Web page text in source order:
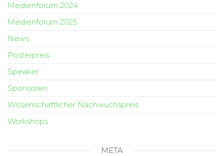
Medienforum 2024
Medienforum 2025
News
Posterpreis
Speaker
Sponsoren
Wissenschaftlicher Nachwuchspreis
Workshops
META